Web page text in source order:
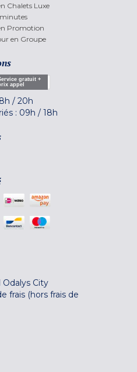
Chalets Luxe
Promotion
en Groupe
gratuit +
appel
/ 20h
: 09h / 18h
City
frais (hors frais de